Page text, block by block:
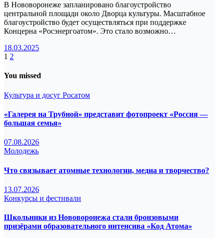
В Нововоронеже запланировано благоустройство
центральной площади около Дворца культуры. Масштабное
благоустройство будет осуществляться при поддержке
Концерна «Росэнергоатом». Это стало возможно…
18.03.2025
Пагинация
записей
1 2
You missed
Культура и досуг Росатом
«Галерея на Трубной» представит фотопроект «Россия —
большая семья»
07.08.2026
Молодежь
Что связывает атомные технологии, медиа и творчество?
13.07.2026
Конкурсы и фестивали
Школьники из Нововоронежа стали бронзовыми
призёрами образовательного интенсива «Код Атома»